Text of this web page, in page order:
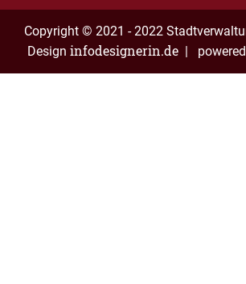
Copyright © 2021 - 2022
Design infodesignerin.de |